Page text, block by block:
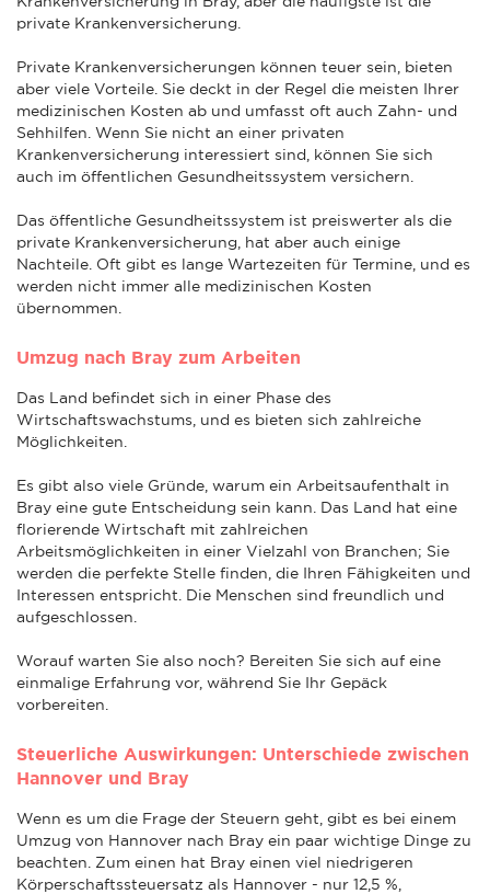
private Krankenversicherung.
Private Krankenversicherungen können teuer sein, bieten
aber viele Vorteile. Sie deckt in der Regel die meisten Ihrer
medizinischen Kosten ab und umfasst oft auch Zahn- und
Sehhilfen. Wenn Sie nicht an einer privaten
Krankenversicherung interessiert sind, können Sie sich
auch im öffentlichen Gesundheitssystem versichern.
Das öffentliche Gesundheitssystem ist preiswerter als die
private Krankenversicherung, hat aber auch einige
Nachteile. Oft gibt es lange Wartezeiten für Termine, und es
werden nicht immer alle medizinischen Kosten
übernommen.
Umzug nach Bray zum Arbeiten
Das Land befindet sich in einer Phase des
Wirtschaftswachstums, und es bieten sich zahlreiche
Möglichkeiten.
Es gibt also viele Gründe, warum ein Arbeitsaufenthalt in
Bray eine gute Entscheidung sein kann. Das Land hat eine
florierende Wirtschaft mit zahlreichen
Arbeitsmöglichkeiten in einer Vielzahl von Branchen; Sie
werden die perfekte Stelle finden, die Ihren Fähigkeiten und
Interessen entspricht. Die Menschen sind freundlich und
aufgeschlossen.
Worauf warten Sie also noch? Bereiten Sie sich auf eine
einmalige Erfahrung vor, während Sie Ihr Gepäck
vorbereiten.
Steuerliche Auswirkungen: Unterschiede zwischen
Hannover und Bray
Wenn es um die Frage der Steuern geht, gibt es bei einem
Umzug von Hannover nach Bray ein paar wichtige Dinge zu
beachten. Zum einen hat Bray einen viel niedrigeren
Körperschaftssteuersatz als Hannover - nur 12,5 %,